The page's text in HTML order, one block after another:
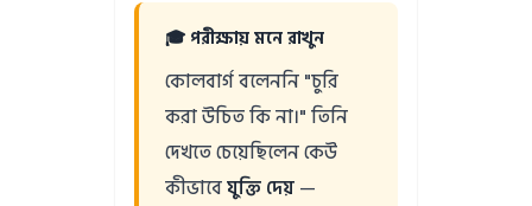
🎓 পরীক্ষায় মনে রাখুন
কোলবার্গ বলেননি "চুরি
করা উচিত কি না।" তিনি
দেখতে চেয়েছিলেন কেউ
কীভাবেযুক্তি দেয়—